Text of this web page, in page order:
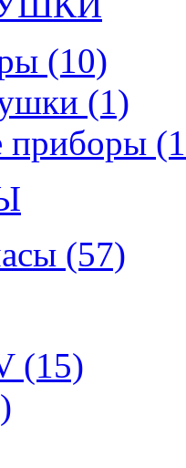
(10)
(1)
приборы
(57)
(15)